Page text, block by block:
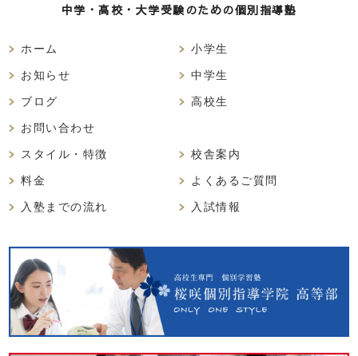
中学・高校・大学受験のための個別指導塾
ホーム
お知らせ
ブログ
お問い合わせ
小学生
中学生
高校生
スタイル・特徴
料金
入塾までの流れ
校舎案内
よくあるご質問
入試情報